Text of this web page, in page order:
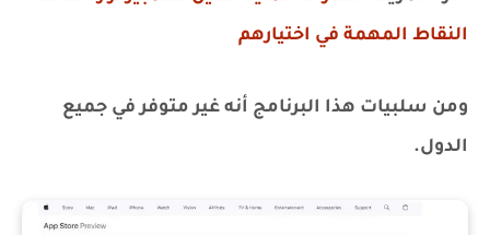
النقاط المهمة في اختيارهم
ومن سلبيات هذا البرنامج أنه غير متوفر في جميع
الدول.